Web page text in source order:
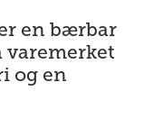
en bærbar
varemerket
og en